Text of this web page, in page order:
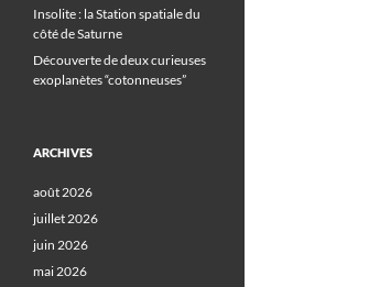
Insolite : la Station spatiale du
côté de Saturne
Découverte de deux curieuses
exoplanètes “cotonneuses”
ARCHIVES
août 2026
juillet 2026
juin 2026
mai 2026